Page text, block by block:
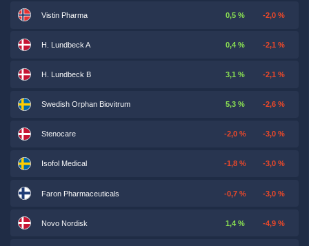
Vistin Pharma 0,5 % -2,0 %
H. Lundbeck A 0,4 % -2,1 %
H. Lundbeck B 3,1 % -2,1 %
Swedish Orphan Biovitrum 5,3 % -2,6 %
Stenocare -2,0 % -3,0 %
Isofol Medical -1,8 % -3,0 %
Faron Pharmaceuticals -0,7 % -3,0 %
Novo Nordisk 1,4 % -4,9 %